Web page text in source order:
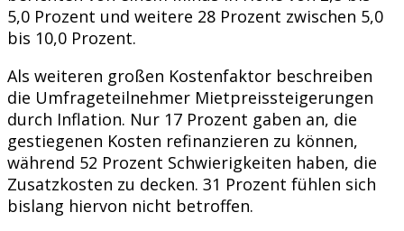
5,0 Prozent und weitere 28 Prozent zwischen 5,0
bis 10,0 Prozent.
Als weiteren großen Kostenfaktor beschreiben
die Umfrageteilnehmer Mietpreissteigerungen
durch Inflation. Nur 17 Prozent gaben an, die
gestiegenen Kosten refinanzieren zu können,
während 52 Prozent Schwierigkeiten haben, die
Zusatzkosten zu decken. 31 Prozent fühlen sich
bislang hiervon nicht betroffen.